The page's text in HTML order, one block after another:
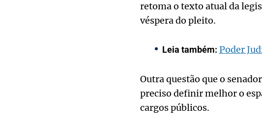
retoma o texto atual da
véspera do pleito.
Leia também: Poder
Outra questão que o
preciso definir melhor o
cargos públicos.